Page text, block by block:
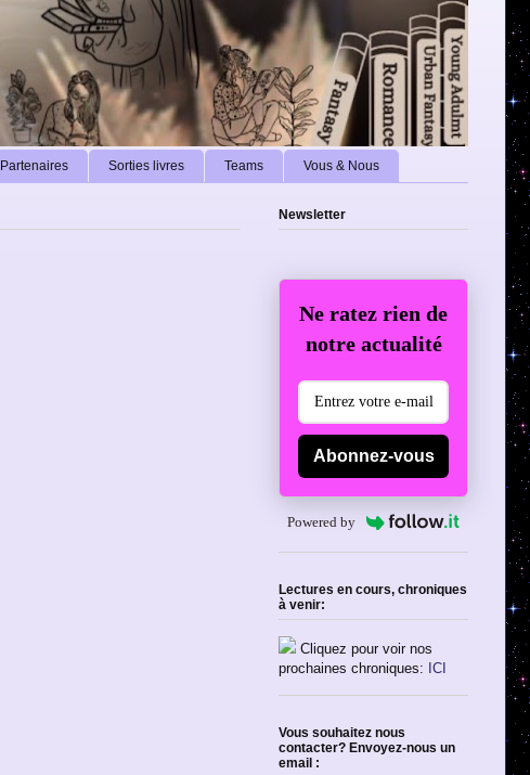
Partenaires Sorties livres Teams Vous & Nous
Newsletter
Ne ratez rien de
notre actualité
Abonnez-vous
Powered by
Lectures en cours, chroniques
à venir:
Cliquez pour voir nos
prochaines chroniques: ICI
Vous souhaitez nous
contacter? Envoyez-nous un
email :